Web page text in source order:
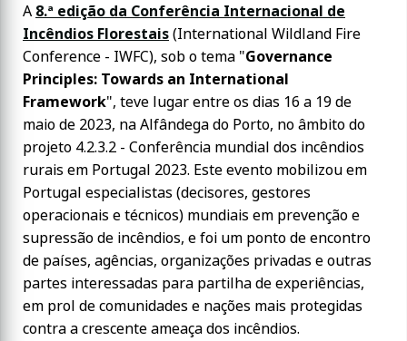
A 8.ª edição da Conferência Internacional de
Incêndios Florestais(International Wildland Fire
Conference - IWFC), sob o tema "Governance
Principles: Towards an International
Framework", teve lugar entre os dias 16 a 19 de
maio de 2023, na Alfândega do Porto, no âmbito do
projeto 4.2.3.2 - Conferência mundial dos incêndios
rurais em Portugal 2023. Este evento mobilizou em
Portugal especialistas (decisores, gestores
operacionais e técnicos) mundiais em prevenção e
supressão de incêndios, e foi um ponto de encontro
de países, agências, organizações privadas e outras
partes interessadas para partilha de experiências,
em prol de comunidades e nações mais protegidas
contra a crescente ameaça dos incêndios.